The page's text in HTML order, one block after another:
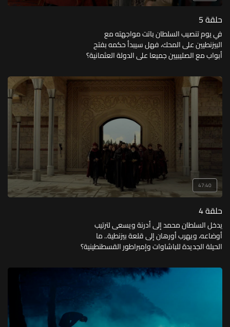
حلقة 5
في يوم تنصيب السلطان باتت مواجهته مع
البيزنطيين على المحك، فهل سيبدأ حكمه بفتح
أبواب مع الصليبيين جميعا على الدولة العثمانية؟
47:40
حلقة 4
يدخل السلطان محمد إلى أدرنة ويسعى لترتيب
أوضاعه، ويهرب أورهان إلى قلعة بيزنطية.. ما
الحيلة الجديدة للباشاوات وإمبراطور القسطنطينية؟